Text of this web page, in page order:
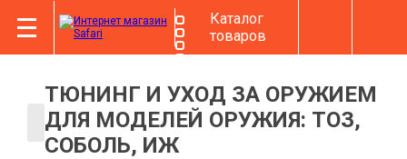
Каталог
товаров
ТЮНИНГ И УХОД ЗА ОРУЖИЕМ
ДЛЯ МОДЕЛЕЙ ОРУЖИЯ: ТОЗ,
СОБОЛЬ, ИЖ